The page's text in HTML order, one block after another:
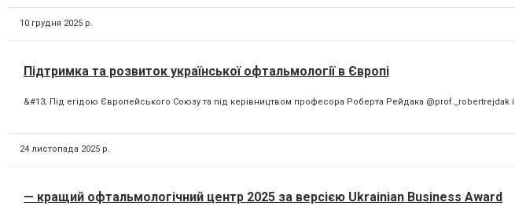
10 грудня 2025 р.
Підтримка та розвиток української офтальмології в Європі
&#13; Під егідою Європейського Союзу та під керівництвом професора Роберта Рейдака @prof._robertrejdak
24 листопада 2025 р.
— кращий офтальмологічний центр 2025 за версією Ukrainian Business Award